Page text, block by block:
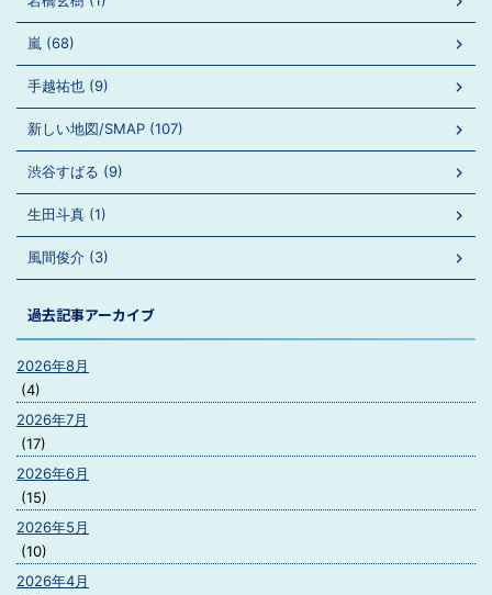
嵐 (68)
手越祐也 (9)
新しい地図/SMAP (107)
渋谷すばる (9)
生田斗真 (1)
風間俊介 (3)
過去記事アーカイブ
2026年8月
(4)
2026年7月
(17)
2026年6月
(15)
2026年5月
(10)
2026年4月